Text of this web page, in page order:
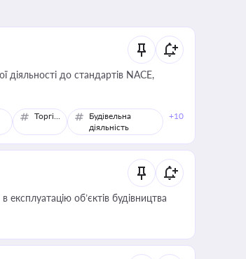
діяльності до стандартів NACE,
Торгівля
Будівельна
діяльність
+10
об’єктів будівництва